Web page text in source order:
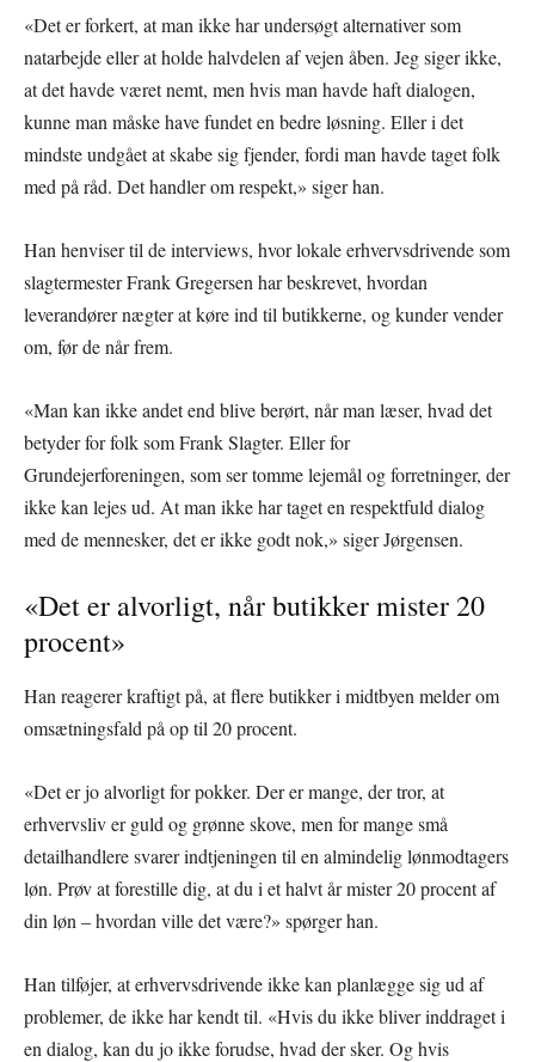
«Det er forkert, at man ikke har undersøgt alternativer som
natarbejde eller at holde halvdelen af vejen åben. Jeg siger ikke,
at det havde været nemt, men hvis man havde haft dialogen,
kunne man måske have fundet en bedre løsning. Eller i det
mindste undgået at skabe sig fjender, fordi man havde taget folk
med på råd. Det handler om respekt,» siger han.
Han henviser til de interviews, hvor lokale erhvervsdrivende som
slagtermester Frank Gregersen har beskrevet, hvordan
leverandører nægter at køre ind til butikkerne, og kunder vender
om, før de når frem.
«Man kan ikke andet end blive berørt, når man læser, hvad det
betyder for folk som Frank Slagter. Eller for
Grundejerforeningen, som ser tomme lejemål og forretninger, der
ikke kan lejes ud. At man ikke har taget en respektfuld dialog
med de mennesker, det er ikke godt nok,» siger Jørgensen.
«Det er alvorligt, når butikker mister 20
procent»
Han reagerer kraftigt på, at flere butikker i midtbyen melder om
omsætningsfald på op til 20 procent.
«Det er jo alvorligt for pokker. Der er mange, der tror, at
erhvervsliv er guld og grønne skove, men for mange små
detailhandlere svarer indtjeningen til en almindelig lønmodtagers
løn. Prøv at forestille dig, at du i et halvt år mister 20 procent af
din løn – hvordan ville det være?» spørger han.
Han tilføjer, at erhvervsdrivende ikke kan planlægge sig ud af
problemer, de ikke har kendt til. «Hvis du ikke bliver inddraget i
en dialog, kan du jo ikke forudse, hvad der sker. Og hvis